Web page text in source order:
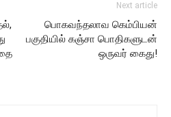
Next article
பொகவந்தலாவ கெம்பியன்
பகுதியில் கஞ்சா பொதிகளுடன்
ஒருவர் கைது!